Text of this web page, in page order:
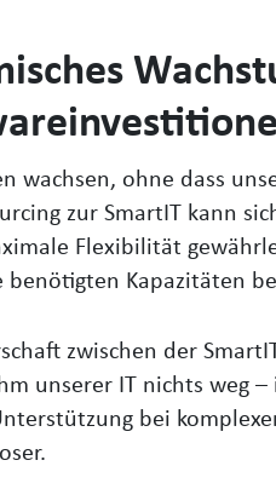
wachsen, ohne dass
zur SmartIT kann
Flexibilität
Kapazitäten
zwischen der
unserer IT nichts weg
bei